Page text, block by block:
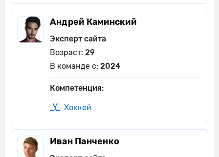
Андрей Каминский
Эксперт сайта
Возраст: 29
В команде с: 2024
Компетенция:
Хоккей
Иван Панченко